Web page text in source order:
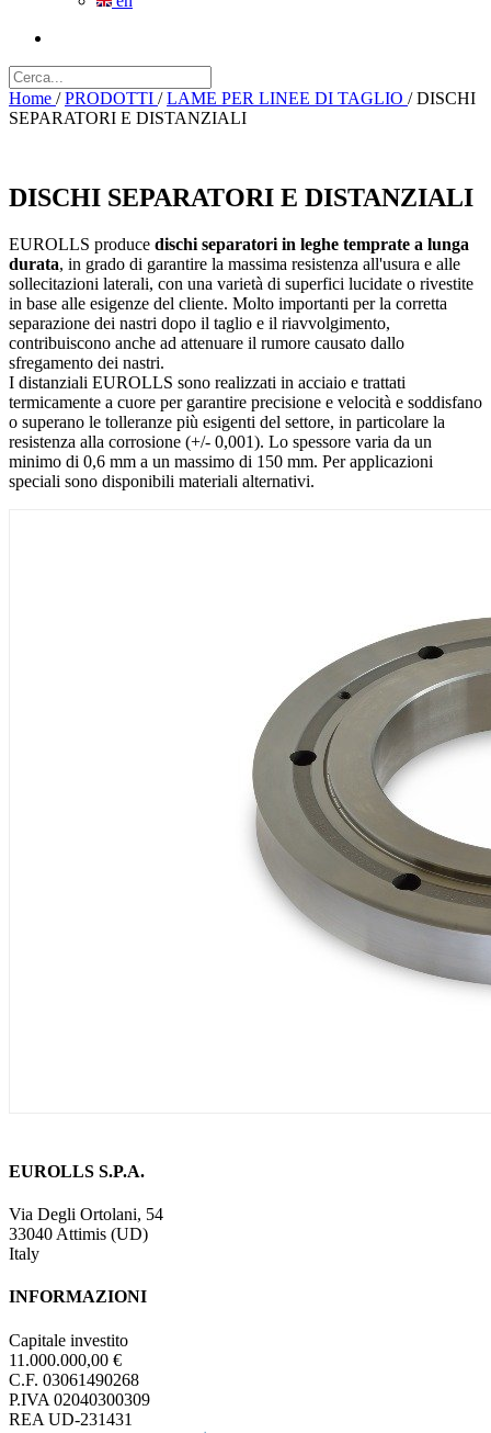
Home / PRODOTTI / LAME PER LINEE DI TAGLIO / DISCHI
SEPARATORI E DISTANZIALI
DISCHI SEPARATORI E DISTANZIALI
EUROLLS produce dischi separatori in leghe temprate a lunga
durata, in grado di garantire la massima resistenza all'usura e alle
sollecitazioni laterali, con una varietà di superfici lucidate o rivestite
in base alle esigenze del cliente. Molto importanti per la corretta
separazione dei nastri dopo il taglio e il riavvolgimento,
contribuiscono anche ad attenuare il rumore causato dallo
sfregamento dei nastri.
I distanziali EUROLLS sono realizzati in acciaio e trattati
termicamente a cuore per garantire precisione e velocità e soddisfano
o superano le tolleranze più esigenti del settore, in particolare la
resistenza alla corrosione (+/- 0,001). Lo spessore varia da un
minimo di 0,6 mm a un massimo di 150 mm. Per applicazioni
speciali sono disponibili materiali alternativi.
EUROLLS S.P.A.
Via Degli Ortolani, 54
33040 Attimis (UD)
Italy
INFORMAZIONI
Capitale investito
11.000.000,00 €
C.F. 03061490268
P.IVA 02040300309
REA UD-231431